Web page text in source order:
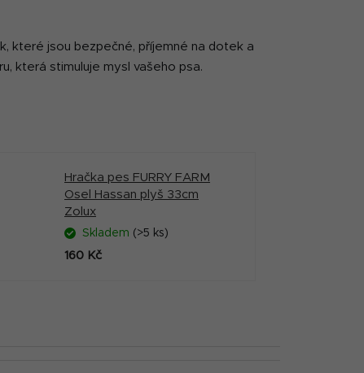
které jsou bezpečné, příjemné na dotek a
která stimuluje mysl vašeho psa.
Hračka pes FURRY FARM
Osel Hassan plyš 33cm
Zolux
Skladem (>5 ks)
160 Kč